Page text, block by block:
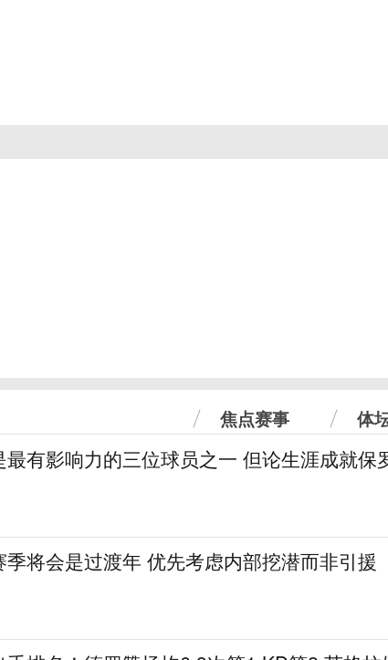
焦点赛事 体
有影响力的三位球员之一 但论生涯成就保
将会是过渡年 优先考虑内部挖潜而非引援